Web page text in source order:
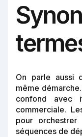
On parle aussi
même
confond avec
commerciale.
pour
séquences de